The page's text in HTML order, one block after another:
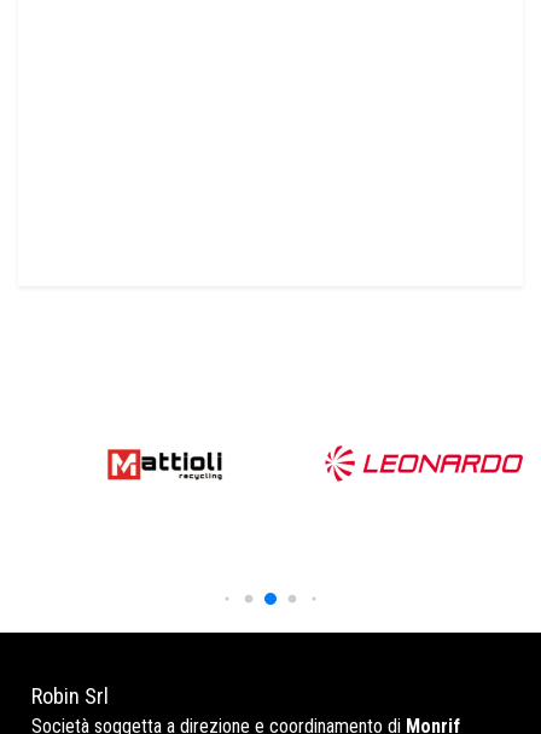
Robin Srl
Società soggetta a direzione e coordinamento di Monrif